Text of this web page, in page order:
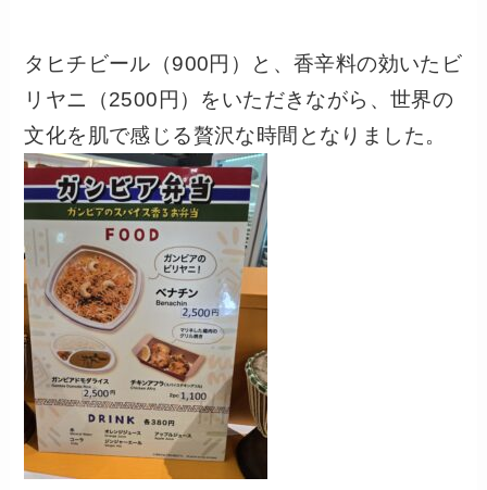
タヒチビール（900円）と、香辛料の効いたビ
リヤニ（2500円）をいただきながら、世界の
文化を肌で感じる贅沢な時間となりました。